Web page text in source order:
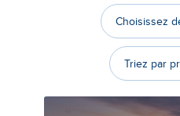
Choisissez
Triez par